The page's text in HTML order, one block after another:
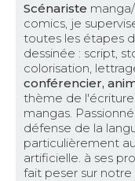
Scénariste
comics, je
toutes les étapes
dessinée : script,
colorisation,
conférencier,
thème de
mangas.
défense de la
particulièrement
artificielle. à ses
fait peser sur notre